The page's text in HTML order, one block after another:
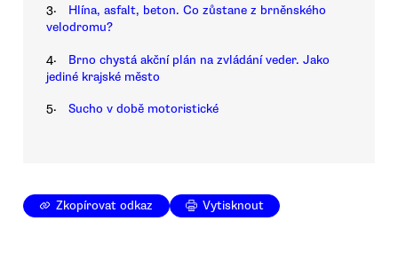
3.
Hlína, asfalt, beton. Co zůstane z brněnského
velodromu?
4.
Brno chystá akční plán na zvládání veder. Jako
jediné krajské město
5. Sucho v době motoristické
Zkopírovat odkaz Vytisknout